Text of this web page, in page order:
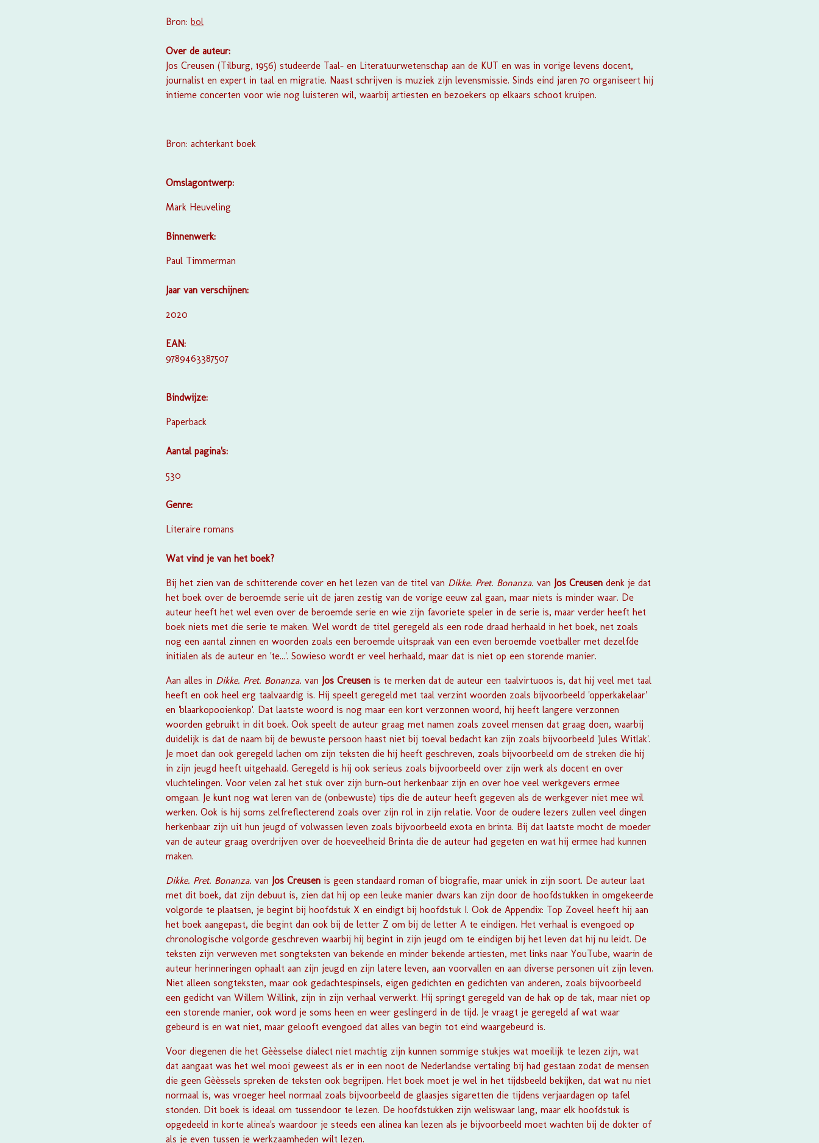
Bron: bol
Over de auteur:
Jos Creusen (Tilburg, 1956) studeerde Taal- en Literatuurwetenschap aan de KUT en was in vorige levens docent,
journalist en expert in taal en migratie. Naast schrijven is muziek zijn levensmissie. Sinds eind jaren 70 organiseert hij
intieme concerten voor wie nog luisteren wil, waarbij artiesten en bezoekers op elkaars schoot kruipen.
Bron: achterkant boek
Omslagontwerp:
Mark Heuveling
Binnenwerk:
Paul Timmerman
Jaar van verschijnen:
2020
EAN:
9789463387507
Bindwijze:
Paperback
Aantal pagina's:
530
Genre:
Literaire romans
Wat vind je van het boek?
Bij het zien van de schitterende cover en het lezen van de titel van Dikke. Pret. Bonanza. van Jos Creusen denk je dat
het boek over de beroemde serie uit de jaren zestig van de vorige eeuw zal gaan, maar niets is minder waar. De
auteur heeft het wel even over de beroemde serie en wie zijn favoriete speler in de serie is, maar verder heeft het
boek niets met die serie te maken. Wel wordt de titel geregeld als een rode draad herhaald in het boek, net zoals
nog een aantal zinnen en woorden zoals een beroemde uitspraak van een even beroemde voetballer met dezelfde
initialen als de auteur en 'te...'. Sowieso wordt er veel herhaald, maar dat is niet op een storende manier.
Aan alles in Dikke. Pret. Bonanza. van Jos Creusen is te merken dat de auteur een taalvirtuoos is, dat hij veel met taal
heeft en ook heel erg taalvaardig is. Hij speelt geregeld met taal verzint woorden zoals bijvoorbeeld 'opperkakelaar'
en 'blaarkopooienkop'. Dat laatste woord is nog maar een kort verzonnen woord, hij heeft langere verzonnen
woorden gebruikt in dit boek. Ook speelt de auteur graag met namen zoals zoveel mensen dat graag doen, waarbij
duidelijk is dat de naam bij de bewuste persoon haast niet bij toeval bedacht kan zijn zoals bijvoorbeeld 'Jules Witlak'.
Je moet dan ook geregeld lachen om zijn teksten die hij heeft geschreven, zoals bijvoorbeeld om de streken die hij
in zijn jeugd heeft uitgehaald. Geregeld is hij ook serieus zoals bijvoorbeeld over zijn werk als docent en over
vluchtelingen. Voor velen zal het stuk over zijn burn-out herkenbaar zijn en over hoe veel werkgevers ermee
omgaan. Je kunt nog wat leren van de (onbewuste) tips die de auteur heeft gegeven als de werkgever niet mee wil
werken. Ook is hij soms zelfreflecterend zoals over zijn rol in zijn relatie. Voor de oudere lezers zullen veel dingen
herkenbaar zijn uit hun jeugd of volwassen leven zoals bijvoorbeeld exota en brinta. Bij dat laatste mocht de moeder
van de auteur graag overdrijven over de hoeveelheid Brinta die de auteur had gegeten en wat hij ermee had kunnen
maken.
Dikke. Pret. Bonanza. van Jos Creusen is geen standaard roman of biografie, maar uniek in zijn soort. De auteur laat
met dit boek, dat zijn debuut is, zien dat hij op een leuke manier dwars kan zijn door de hoofdstukken in omgekeerde
volgorde te plaatsen, je begint bij hoofdstuk X en eindigt bij hoofdstuk I. Ook de Appendix: Top Zoveel heeft hij aan
het boek aangepast, die begint dan ook bij de letter Z om bij de letter A te eindigen. Het verhaal is evengoed op
chronologische volgorde geschreven waarbij hij begint in zijn jeugd om te eindigen bij het leven dat hij nu leidt. De
teksten zijn verweven met songteksten van bekende en minder bekende artiesten, met links naar YouTube, waarin de
auteur herinneringen ophaalt aan zijn jeugd en zijn latere leven, aan voorvallen en aan diverse personen uit zijn leven.
Niet alleen songteksten, maar ook gedachtespinsels, eigen gedichten en gedichten van anderen, zoals bijvoorbeeld
een gedicht van Willem Willink, zijn in zijn verhaal verwerkt. Hij springt geregeld van de hak op de tak, maar niet op
een storende manier, ook word je soms heen en weer geslingerd in de tijd. Je vraagt je geregeld af wat waar
gebeurd is en wat niet, maar gelooft evengoed dat alles van begin tot eind waargebeurd is.
Voor diegenen die het Gèèsselse dialect niet machtig zijn kunnen sommige stukjes wat moeilijk te lezen zijn, wat
dat aangaat was het wel mooi geweest als er in een noot de Nederlandse vertaling bij had gestaan zodat de mensen
die geen Gèèssels spreken de teksten ook begrijpen. Het boek moet je wel in het tijdsbeeld bekijken, dat wat nu niet
normaal is, was vroeger heel normaal zoals bijvoorbeeld de glaasjes sigaretten die tijdens verjaardagen op tafel
stonden. Dit boek is ideaal om tussendoor te lezen. De hoofdstukken zijn weliswaar lang, maar elk hoofdstuk is
opgedeeld in korte alinea's waardoor je steeds een alinea kan lezen als je bijvoorbeeld moet wachten bij de dokter of
als je even tussen je werkzaamheden wilt lezen.